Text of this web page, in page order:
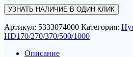
УЗНАТЬ НАЛИЧИЕ В ОДИН КЛИК
Артикул: 5333074000 Категория:
HD170/270/370/500/1000
Описание